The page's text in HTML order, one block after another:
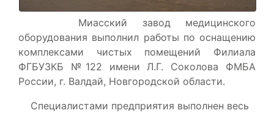
Миасский завод медицинского
оборудования выполнил работы по оснащению
комплексами чистых помещений Филиала
ФГБУЗКБ №122 имени Л.Г. Соколова ФМБА
России, г. Валдай, Новгородской области.
Специалистами предприятия выполнен весь